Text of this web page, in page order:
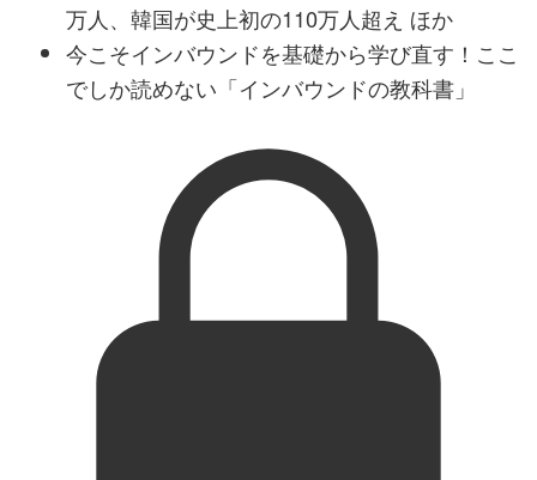
万人、韓国が史上初の110万人超え ほか
今こそインバウンドを基礎から学び直す！ここ
でしか読めない「インバウンドの教科書」